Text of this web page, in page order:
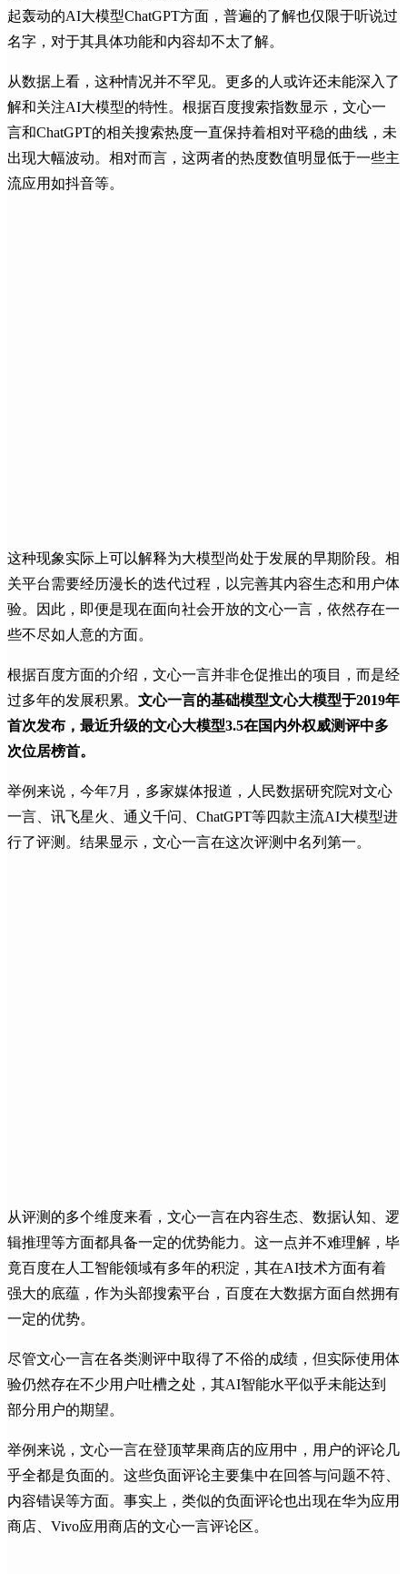
起轰动的AI大模型ChatGPT方面，普遍的了解也仅限于听说过
名字，对于其具体功能和内容却不太了解。
从数据上看，这种情况并不罕见。更多的人或许还未能深入了
解和关注AI大模型的特性。根据百度搜索指数显示，文心一
言和ChatGPT的相关搜索热度一直保持着相对平稳的曲线，未
出现大幅波动。相对而言，这两者的热度数值明显低于一些主
流应用如抖音等。
这种现象实际上可以解释为大模型尚处于发展的早期阶段。相
关平台需要经历漫长的迭代过程，以完善其内容生态和用户体
验。因此，即便是现在面向社会开放的文心一言，依然存在一
些不尽如人意的方面。
根据百度方面的介绍，文心一言并非仓促推出的项目，而是经
过多年的发展积累。 文心一言的基础模型文心大模型于2019年
首次发布，最近升级的文心大模型3.5在国内外权威测评中多
次位居榜首。
举例来说，今年7月，多家媒体报道，人民数据研究院对文心
一言、讯飞星火、通义千问、ChatGPT等四款主流AI大模型进
行了评测。结果显示，文心一言在这次评测中名列第一。
从评测的多个维度来看，文心一言在内容生态、数据认知、逻
辑推理等方面都具备一定的优势能力。这一点并不难理解，毕
竟百度在人工智能领域有多年的积淀，其在AI技术方面有着
强大的底蕴，作为头部搜索平台，百度在大数据方面自然拥有
一定的优势。
尽管文心一言在各类测评中取得了不俗的成绩，但实际使用体
验仍然存在不少用户吐槽之处，其AI智能水平似乎未能达到
部分用户的期望。
举例来说，文心一言在登顶苹果商店的应用中，用户的评论几
乎全都是负面的。这些负面评论主要集中在回答与问题不符、
内容错误等方面。事实上，类似的负面评论也出现在华为应用
商店、Vivo应用商店的文心一言评论区。